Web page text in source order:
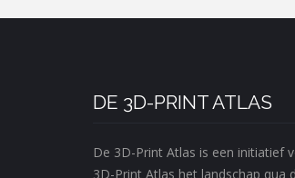
DE 3D-PRINT ATLAS
De 3D-Print Atlas is een initiatief
3D-Print Atlas het landschap